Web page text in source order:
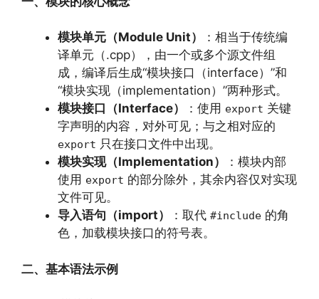
模块单元（Module Unit）
：相当于传统编
译单元（.cpp），由一个或多个源文件组
成，编译后生成“模块接口（interface）”和
“模块实现（implementation）”两种形式。
模块接口（Interface）
：使用 export 关键
字声明的内容，对外可见；与之相对应的
export 只在接口文件中出现。
模块实现（Implementation）
：模块内部
使用 export 的部分除外，其余内容仅对实现
文件可见。
导入语句（import）
：取代 #include 的角
色，加载模块接口的符号表。
二、基本语法示例